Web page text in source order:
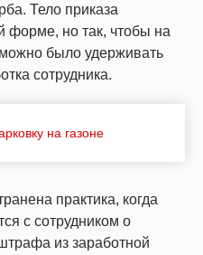
Тело приказа
форме, но так, чтобы на
было удерживать
сотрудника.
на газоне
практика, когда
с сотрудником о
из заработной